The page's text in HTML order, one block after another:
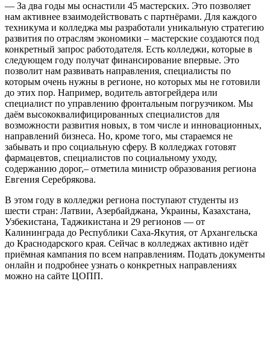
— За два годы мы оснастили 45 мастерских. Это позволяет
нам активнее взаимодействовать с партнёрами. Для каждого
техникума и колледжа мы разработали уникальную стратегию
развития по отраслям экономики – мастерские создаются под
конкретный запрос работодателя. Есть колледжи, которые в
следующем году получат финансирование впервые. Это
позволит нам развивать направления, специалисты по
которым очень нужны в регионе, но которых мы не готовили
до этих пор. Например, водитель автогрейдера или
специалист по управлению фронтальным погрузчиком. Мы
даём высококвалифицированных специалистов для
возможности развития новых, в том числе и инновационных,
направлений бизнеса. Но, кроме того, мы стараемся не
забывать и про социальную сферу. В колледжах готовят
фармацевтов, специалистов по социальному уходу,
содержанию дорог,– отметила министр образования региона
Евгения Серебрякова.
В этом году в колледжи региона поступают студенты из
шести стран: Латвии, Азербайджана, Украины, Казахстана,
Узбекистана, Таджикистана и 29 регионов — от
Калининграда до Республики Саха-Якутия, от Архангельска
до Краснодарского края. Сейчас в колледжах активно идёт
приёмная кампания по всем направлениям. Подать документы
онлайн и подробнее узнать о конкретных направлениях
можно на сайте ЦОПП.